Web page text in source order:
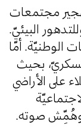
مجتمعات
البيئيّ.
الوطنيّة. أمّا
بحيث
على الأراضي
وهُمِّش صوته.